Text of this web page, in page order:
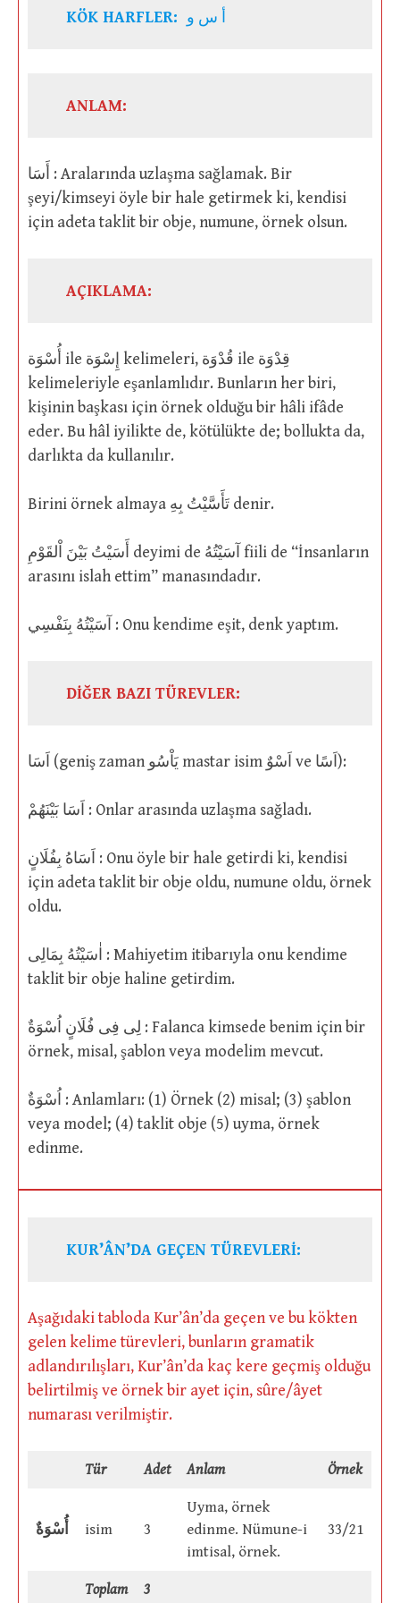
KÖK HARFLER: أ س و
ANLAM:
أَسَا : Aralarında uzlaşma sağlamak. Bir
şeyi/kimseyi öyle bir hale getirmek ki, kendisi
için adeta taklit bir obje, numune, örnek olsun.
AÇIKLAMA:
أُسْوَة ile إِسْوَة kelimeleri, قُدْوَة ile قِدْوَة
kelimeleriyle eşanlamlıdır. Bunların her biri,
kişinin başkası için örnek olduğu bir hâli ifâde
eder. Bu hâl iyilikte de, kötülükte de; bollukta da,
darlıkta da kullanılır.
Birini örnek almaya تَأَسَّيْتُ بِهِ denir.
أَسَيْتُ بَيْنَ اْلقَوْمِ deyimi de آسَيْتُهُ fiili de “İnsanların
arasını islah ettim” manasındadır.
آسَيْتُهُ بِنَفْسِي : Onu kendime eşit, denk yaptım.
DİĞER BAZI TÜREVLER:
اَسَا (geniş zaman يَاْسُو mastar isim اَسْوٌ ve اَسًا):
اَسَا بَيْنَهُمْ : Onlar arasında uzlaşma sağladı.
اَسَاهُ بِفُلَانٍ : Onu öyle bir hale getirdi ki, kendisi
için adeta taklit bir obje oldu, numune oldu, örnek
oldu.
اٰسَيْتُهُ بِمَالِى : Mahiyetim itibarıyla onu kendime
taklit bir obje haline getirdim.
لِى فِى فُلَانٍ اُسْوَةٌ : Falanca kimsede benim için bir
örnek, misal, şablon veya modelim mevcut.
اُسْوَةٌ : Anlamları: (1) Örnek (2) misal; (3) şablon
veya model; (4) taklit obje (5) uyma, örnek
edinme.
KUR’ÂN’DA GEÇEN TÜREVLERİ:
Aşağıdaki tabloda Kur’ân’da geçen ve bu kökten
gelen kelime türevleri, bunların gramatik
adlandırılışları, Kur’ân’da kaç kere geçmiş olduğu
belirtilmiş ve örnek bir ayet için, sûre/âyet
numarası verilmiştir.
Tür Adet Anlam Örnek
أُسْوَةٌ isim 3
Uyma, örnek
edinme. Nümune-i
imtisal, örnek.
33/21
Toplam 3